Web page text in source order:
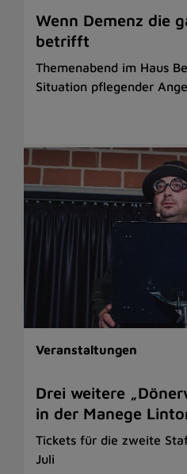
Wenn Demenz die
betrifft
Themenabend im Haus
Situation pflegender
Veranstaltungen
Drei weitere
in der Manege
Tickets für die zweite
Juli